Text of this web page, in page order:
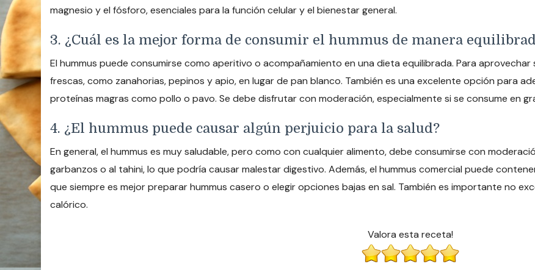
magnesio y el fósforo, esenciales para la función celular y el bienestar general.
3. ¿Cuál es la mejor forma de consumir el hummus de manera
El hummus puede consumirse como aperitivo o acompañamiento en una dieta equilibrada. Para
frescas, como zanahorias, pepinos y apio, en lugar de pan blanco. También es una excelente opción para
proteínas magras como pollo o pavo. Se debe disfrutar con moderación, especialmente si se consume en
4. ¿El hummus puede causar algún perjuicio para la salud?
En general, el hummus es muy saludable, pero como con cualquier alimento, debe consumirse con
garbanzos o al tahini, lo que podría causar malestar digestivo. Además, el hummus comercial puede
que siempre es mejor preparar hummus casero o elegir opciones bajas en sal. También es importante no
calórico.
Valora esta receta!